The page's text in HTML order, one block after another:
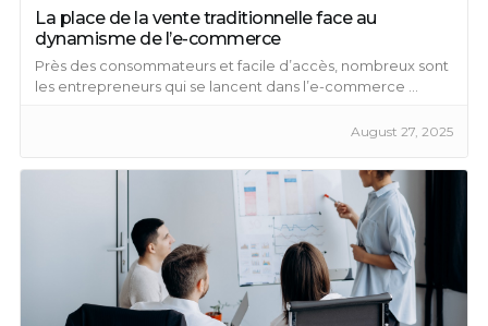
La place de la vente traditionnelle face au
dynamisme de l’e-commerce
Près des consommateurs et facile d’accès, nombreux sont
les entrepreneurs qui se lancent dans l’e-commerce ...
August 27, 2025